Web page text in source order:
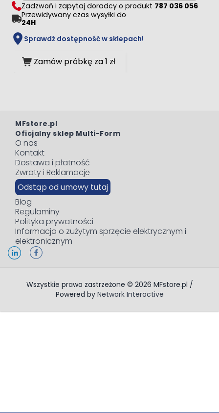
Zadzwoń i zapytaj doradcy o produkt 787 036 056
Przewidywany czas wysyłki do
24H
Sprawdź dostępność w sklepach!
Zamów próbkę za 1 zł
MFstore.pl
Oficjalny sklep Multi-Form
O nas
Kontakt
Dostawa i płatność
Zwroty i Reklamacje
Odstąp od umowy tutaj
Blog
Regulaminy
Polityka prywatności
Informacja o zużytym sprzęcie elektrycznym i
elektronicznym
Wszystkie prawa zastrzeżone © 2026 MFstore.pl /
Powered by Network Interactive